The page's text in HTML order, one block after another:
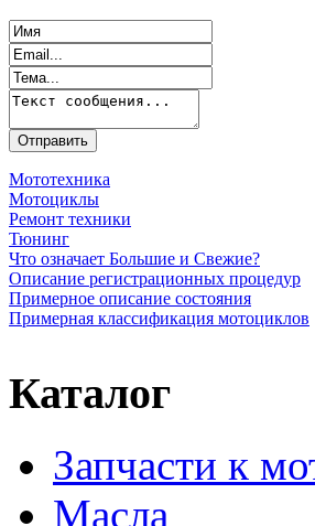
Мототехника
Мотоциклы
Ремонт техники
Тюнинг
Что означает Большие и Свежие?
Описание регистрационных процедур
Примерное описание состояния
Примерная классификация мотоциклов
Каталог
Запчасти к
Масла